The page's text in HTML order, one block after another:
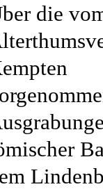
die